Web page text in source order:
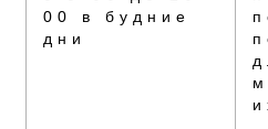
00 в будние
дни